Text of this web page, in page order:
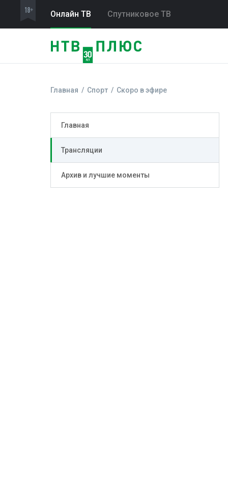
Онлайн ТВ Спутниковое ТВ
Главная Спорт Скоро в эфире
Главная
Трансляции
Архив и лучшие моменты